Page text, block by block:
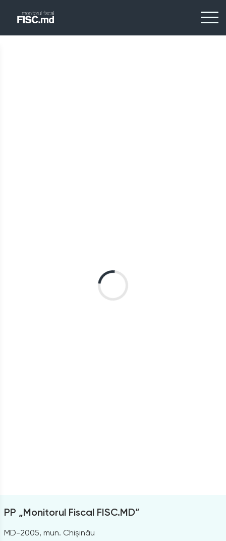
PP „Monitorul Fiscal FISC.MD”
MD-2005, mun. Chișinău